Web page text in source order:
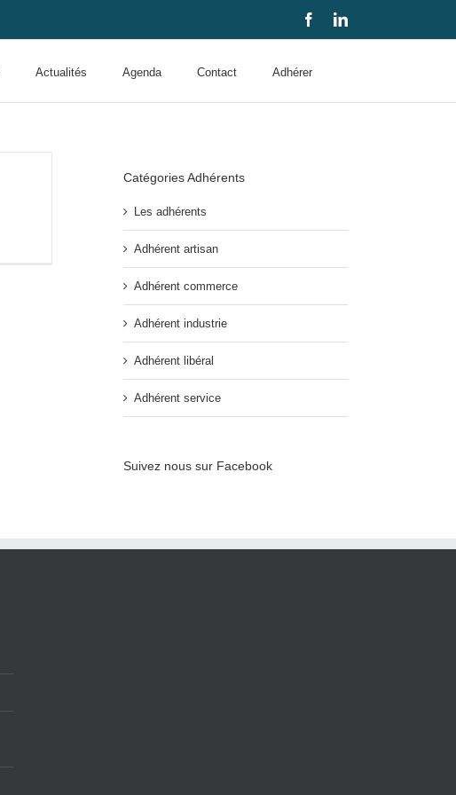
FacebookLinkedIn
Actualités Agenda Contact Adhérer
Catégories Adhérents
Les adhérents
Adhérent artisan
Adhérent commerce
Adhérent industrie
Adhérent libéral
Adhérent service
Suivez nous sur Facebook